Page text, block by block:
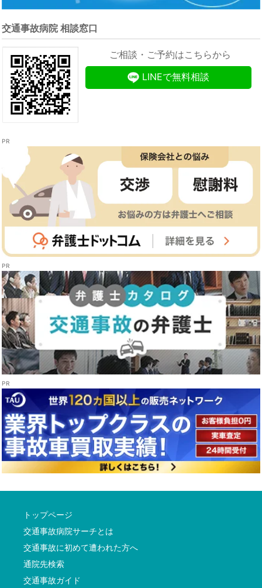
交通事故病院 相談窓口
ご相談・ご予約はこちらから
LINEで無料相談
トップページ
交通事故病院サーチとは
交通事故に初めて遭われた方へ
通院先検索
交通事故ガイド